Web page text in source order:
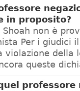
in proposito?
Shoah non è
Per i giudici
violazione della
queste
professore